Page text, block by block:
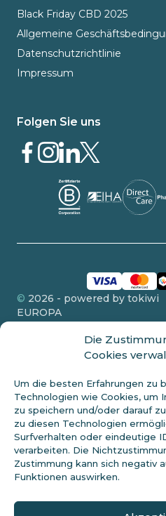
Die
Cookies
Um die besten Erfahrungen zu
Technologien wie Cookies, um
zu speichern und/oder darauf
zu diesen Technologien
Surfverhalten oder eindeutige
verarbeiten. Die
Zustimmung kann sich negativ
Funktionen auswirken.
Black Friday CBD 2025
Allgemeine
Datenschutzrichtlinie
Impressum
Folgen Sie uns
© 2026 - powered by tokiwi
EUROPA
FDA-OFFENLEGUNG
Dieses Produkt wird nicht an
Diese Aussagen wurden nicht
nicht dazu bestimmt, eine
behandeln oder zu heilen.
Arzt, bevor Sie eine neue Diät
natürlicher Bestandteil der
wie auf dem Etikett angegeben
medizinischer Rat eingeholt
Verwendung einen Arzt, wenn Sie